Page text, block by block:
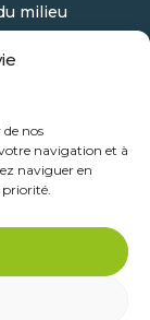
nos
navigation et à
naviguer en
priorité.
milieu
de leur